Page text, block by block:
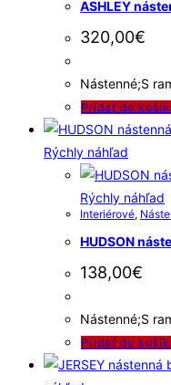
ASHLEY
320,00€
Nástenné;S
Pridať do
Rýchly náhľad
Rýchly náhľad
Interiérové,
HUDSON
138,00€
Nástenné;S
Pridať do